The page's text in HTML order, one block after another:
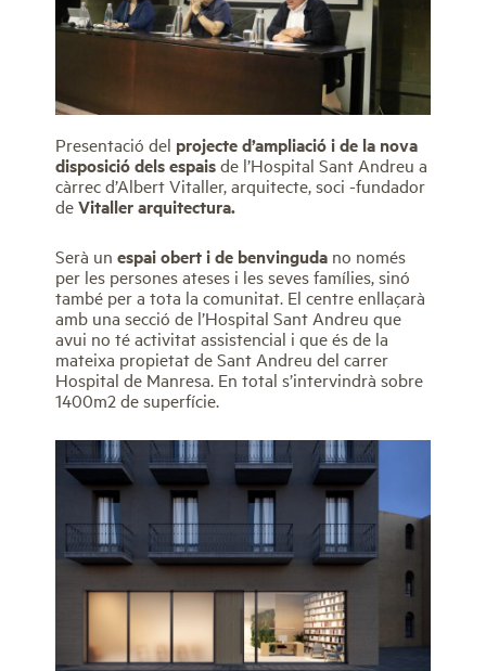
Presentació del projecte d’ampliaciói de la nova
disposició dels espaisde l’Hospital Sant Andreu a
càrrec d’Albert Vitaller, arquitecte, soci -fundador
deVitaller arquitectura.
Serà un espai obert i de benvingudano només
per les persones ateses i les seves famílies, sinó
també per a tota la comunitat. El centre enllaçarà
amb una secció de l’Hospital Sant Andreu que
avui no té activitat assistencial i que és de la
mateixa propietat de Sant Andreu del carrer
Hospital de Manresa. En total s’intervindrà sobre
1400m2 de superfície.